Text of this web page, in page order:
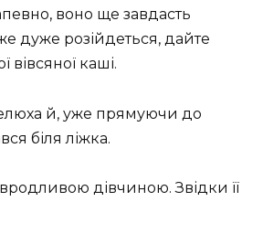
воно ще завдасть
дуже розійдеться, дайте
вівсяної каші.
й, уже прямуючи до
біля ліжка.
дівчиною. Звідки її